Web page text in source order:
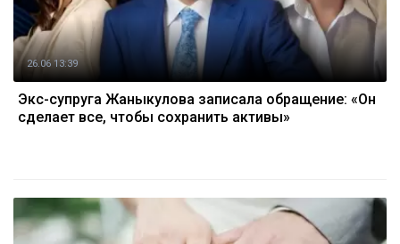
26.06 13:39
Экс-супруга Жаныкулова записала обращение: «Он
сделает все, чтобы сохранить активы»